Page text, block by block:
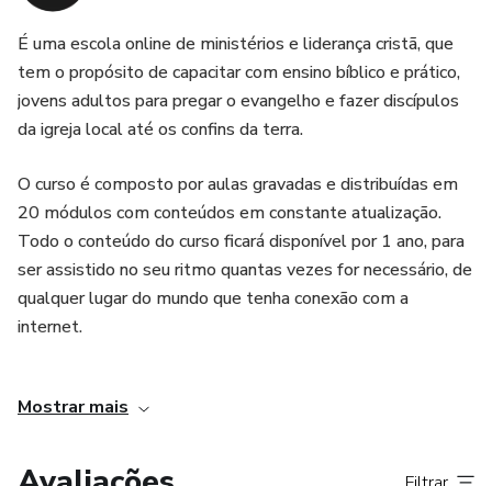
É uma escola online de ministérios e liderança cristã, que
tem o propósito de capacitar com ensino bíblico e prático,
jovens adultos para pregar o evangelho e fazer discípulos
da igreja local até os confins da terra.
O curso é composto por aulas gravadas e distribuídas em
20 módulos com conteúdos em constante atualização.
Todo o conteúdo do curso ficará disponível por 1 ano, para
ser assistido no seu ritmo quantas vezes for necessário, de
qualquer lugar do mundo que tenha conexão com a
internet.
PREGAR O EVANGELHO E FAZER DISCÍPULOS COM
Mostrar mais